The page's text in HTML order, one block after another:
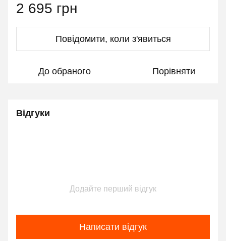
2 695 грн
Повідомити, коли з'явиться
До обраного Порівняти
Відгуки
Додайте перший відгук
Написати відгук